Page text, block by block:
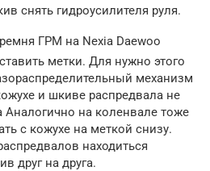
снять гидроусилителя руля.
ГРМ на Nexia Daewoo
метки. Для нужно этого
механизм
и шкиве распредвала не
Аналогично на коленвале тоже
с кожухе на меткой снизу.
находиться
друг на друга.